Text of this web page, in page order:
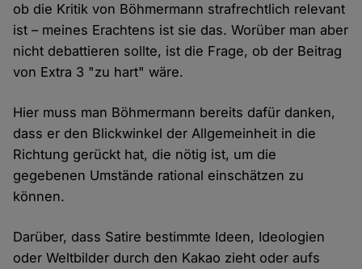
ob die Kritik von Böhmermann strafrechtlich relevant
ist – meines Erachtens ist sie das. Worüber man aber
nicht debattieren sollte, ist die Frage, ob der Beitrag
von Extra 3 "zu hart" wäre.
Hier muss man Böhmermann bereits dafür danken,
dass er den Blickwinkel der Allgemeinheit in die
Richtung gerückt hat, die nötig ist, um die
gegebenen Umstände rational einschätzen zu
können.
Darüber, dass Satire bestimmte Ideen, Ideologien
oder Weltbilder durch den Kakao zieht oder aufs